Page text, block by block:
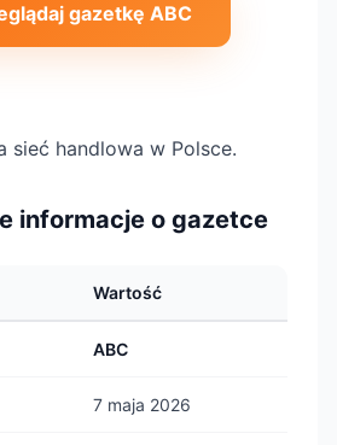
gazetkę ABC
sieć handlowa w Polsce.
informacje o gazetce
Wartość
ABC
7 maja 2026